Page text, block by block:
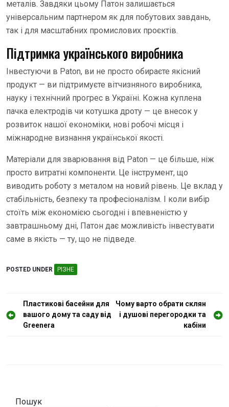
металів. Завдяки цьому Патон залишається
універсальним партнером як для побутових завдань,
так і для масштабних промислових проєктів.
Підтримка українського виробника
Інвестуючи в Paton, ви не просто обираєте якісний
продукт — ви підтримуєте вітчизняного виробника,
науку і технічний прогрес в Україні. Кожна куплена
пачка електродів чи котушка дроту — це внесок у
розвиток нашої економіки, нові робочі місця і
міжнародне визнання української якості.
Матеріали для зварювання від Paton — це більше, ніж
просто витратні компоненти. Це інструмент, що
виводить роботу з металом на новий рівень. Це вклад у
стабільність, безпеку та професіоналізм. І коли вибір
стоїть між економією сьогодні і впевненістю у
завтрашньому дні, Патон дає можливість інвестувати
саме в якість — ту, що не підведе.
POSTED UNDER РІЗНЕ
Н
а
Пластикові басейни для
вашого дому та саду від
Greenera
Чому варто обрати склян
і душові перегородки та
кабіни
Пошук